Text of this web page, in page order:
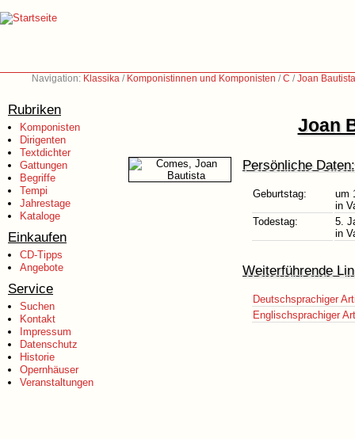
Navigation: Klassika / Komponistinnen und Komponisten /C /Joan
Rubriken
Komponisten
Dirigenten
Textdichter
Gattungen
Begriffe
Tempi
Jahrestage
Kataloge
Einkaufen
CD-Tipps
Angebote
Service
Suchen
Kontakt
Impressum
Datenschutz
Historie
Opernhäuser
Veranstaltungen
Joan
Persönliche Daten:
Geburtstag:
um
in
Todestag:
5.
in
Weiterführende
Deutschsprachiger
Englischsprachiger